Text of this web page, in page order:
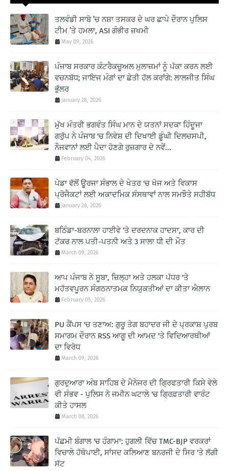
ਤਲਵੰਡੀ ਸਾਬੋ ’ਚ ਨਸ਼ਾ ਤਸਕਰ ਦੇ ਘਰ ਛਾਪੇ ਦੌਰਾਨ ਪੁਲਿਸ
ਟੀਮ ’ਤੇ ਹਮਲਾ, ASI ਗੰਭੀਰ ਜ਼ਖਮੀ
May 09, 2026
ਪੰਜਾਬ ਸਰਕਾਰ ਕੰਟਰੈਕਚੂਅਲ ਮੁਲਾਜ਼ਮਾਂ ਨੂੰ ਪੱਕਾ ਕਰਨ ਲਈ
ਵਚਨਬੱਧ; ਜਾਇਜ ਮੰਗਾਂ ਦਾ ਛੇਤੀ ਹੱਲ ਕਰਾਂਗੇ: ਲਾਲਜੀਤ ਸਿੰਘ
ਭੁੱਲਰ
January 28, 2026
ਮੁੱਖ ਮੰਤਰੀ ਭਗਵੰਤ ਸਿੰਘ ਮਾਨ ਦੇ ਯਤਨਾਂ ਸਦਕਾ ਹਿੰਦੂਜਾ
ਗਰੁੱਪ ਨੇ ਪੰਜਾਬ 'ਚ ਨਿਵੇਸ਼ ਦੀ ਦਿਖਾਈ ਡੂੰਘੀ ਦਿਲਚਸਪੀ,
ਨੌਜਵਾਨਾਂ ਲਈ ਪੈਦਾ ਹੋਣਗੇ ਰੁਜ਼ਗਾਰ ਦੇ ਨਵੇਂ...
February 04, 2026
ਪੇਡਾ ਵੱਲੋਂ ਊਰਜਾ ਸੰਭਾਲ ਦੇ ਖੇਤਰ 'ਚ ਖੋਜ ਅਤੇ ਵਿਕਾਸ
ਪ੍ਰੋਜੈਕਟਾਂ ਲਈ ਅਕਾਦਮਿਕ ਸੰਸਥਾਵਾਂ ਨਾਲ ਸਮਝੌਤੇ ਸਹੀਬੱਧ
January 28, 2026
ਬਠਿੰਡਾ-ਬਰਨਾਲਾ ਹਾਈਵੇ ‘ਤੇ ਦਰਦਨਾਕ ਹਾਦਸਾ, ਕਾਰ ਦੀ
ਟੱਕਰ ਨਾਲ ਪਤੀ-ਪਤਨੀ ਅਤੇ 3 ਸਾਲਾ ਧੀ ਦੀ ਮੌਤ
March 09, 2026
ਆਪ ਪੰਜਾਬ ਨੇ ਸੂਬਾ, ਜ਼ਿਲ੍ਹਾ ਅਤੇ ਹਲਕਾ ਪੱਧਰ 'ਤੇ
ਮਹੱਤਵਪੂਰਨ ਸੰਗਠਨਾਤਮਕ ਨਿਯੁਕਤੀਆਂ ਦਾ ਕੀਤਾ ਐਲਾਨ
February 05, 2026
PU ਕੈਂਪਸ 'ਚ ਤਣਾਅ: ਗੁਰੂ ਤੇਗ ਬਹਾਦਰ ਜੀ ਦੇ ਪ੍ਰਕਾਸ਼ ਪੁਰਬ
ਸਮਾਗਮ ਦੌਰਾਨ RSS ਆਗੂ ਦੀ ਆਮਦ 'ਤੇ ਵਿਦਿਆਰਥੀਆਂ
ਦਾ ਵਿਰੋਧ
March 09, 2026
ਗੁਰਦੁਆਰਾ ਅੰਬ ਸਾਹਿਬ ਦੇ ਮੈਨੇਜਰ ਦੀ ਗ੍ਰਿਫਤਾਰੀ ਕਿਸੇ ਵੇਲੇ
ਵੀ ਸੰਭਵ - ਪੁਲਿਸ ਨੇ ਜਮੀਨ ਘਟਾਲੇ 'ਚ ਗ੍ਰਿਫ਼ਤਾਰੀ ਵਾਰੰਟ
ਕੀਤੇ ਹਾਸਲ
March 08, 2026
ਪੱਛਮੀ ਬੰਗਾਲ 'ਚ ਹੰਗਾਮਾ: ਹੁਗਲੀ ਵਿੱਚ TMC-BJP ਵਰਕਰਾਂ
ਵਿਚਾਲੇ ਹੱਥੋਪਾਈ, ਸਾਂਸਦ ਕਲਿਆਣ ਬਨਰਜੀ ਦੇ ਸਿਰ 'ਤੇ ਲੱਗੀ
ਸੱਟ